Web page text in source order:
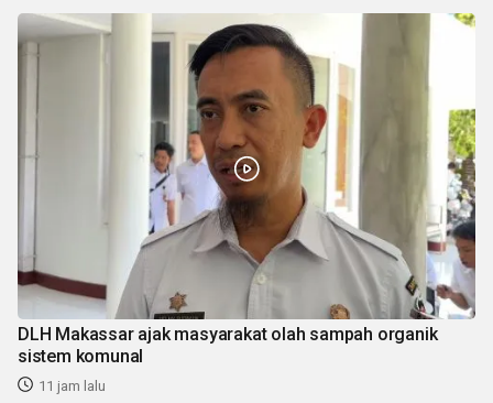
DLH Makassar ajak masyarakat olah sampah organik
sistem komunal
11 jam lalu